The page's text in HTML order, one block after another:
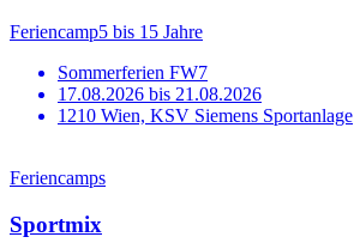
Feriencamp5 bis 15 Jahre
Sommerferien FW7
17.08.2026 bis 21.08.2026
1210 Wien, KSV Siemens Sportanlage
Feriencamps
Sportmix